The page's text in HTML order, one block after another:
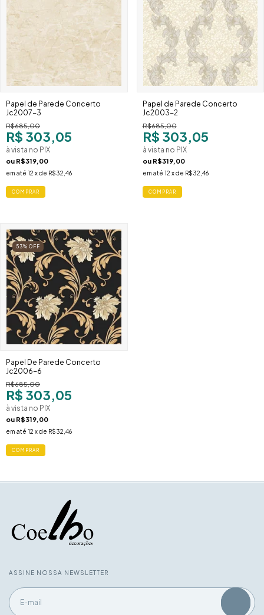
Papel de Parede Concerto
Jc2007-3
R$685,00
R$ 303,05
à vista no PIX
ou R$319,00
em até 12 x de R$32,46
Papel de Parede Concerto
Jc2003-2
R$685,00
R$ 303,05
à vista no PIX
ou R$319,00
em até 12 x de R$32,46
53% OFF
Papel De Parede Concerto
Jc2006-6
R$685,00
R$ 303,05
à vista no PIX
ou R$319,00
em até 12 x de R$32,46
ASSINE NOSSA NEWSLETTER